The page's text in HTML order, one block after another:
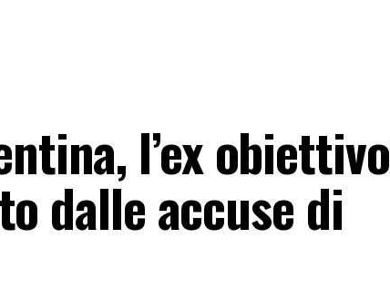
l’ex obiettivo
dalle accuse di